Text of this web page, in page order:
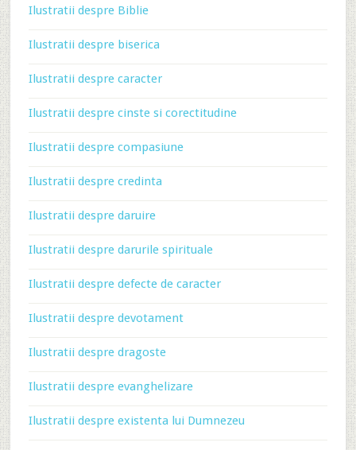
Ilustratii despre Biblie
Ilustratii despre biserica
Ilustratii despre caracter
Ilustratii despre cinste si corectitudine
Ilustratii despre compasiune
Ilustratii despre credinta
Ilustratii despre daruire
Ilustratii despre darurile spirituale
Ilustratii despre defecte de caracter
Ilustratii despre devotament
Ilustratii despre dragoste
Ilustratii despre evanghelizare
Ilustratii despre existenta lui Dumnezeu